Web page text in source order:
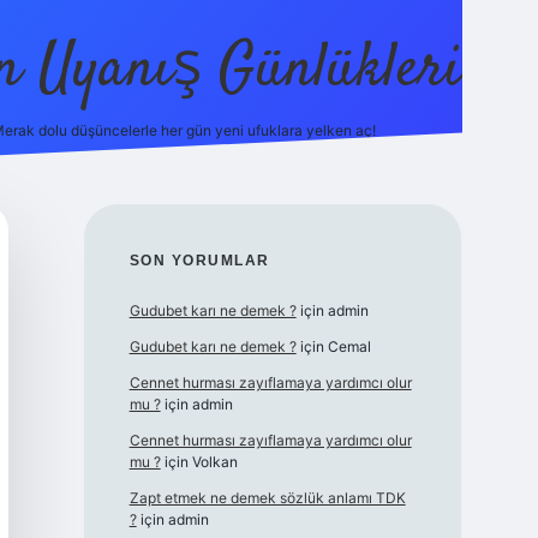
Uyanış Günlükleri
dolu düşüncelerle her gün yeni ufuklara yelken aç!
SIDEBAR
SON YORUMLAR
Gudubet karı ne demek ?için admin
Gudubet karı ne demek ?için Cemal
Cennet hurması zayıflamaya yardımcı olur
mu ?için admin
Cennet hurması zayıflamaya yardımcı olur
mu ?için Volkan
Zapt etmek ne demek sözlük anlamı TDK
?için admin